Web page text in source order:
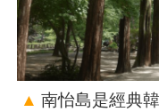
▲ 南怡島是經典